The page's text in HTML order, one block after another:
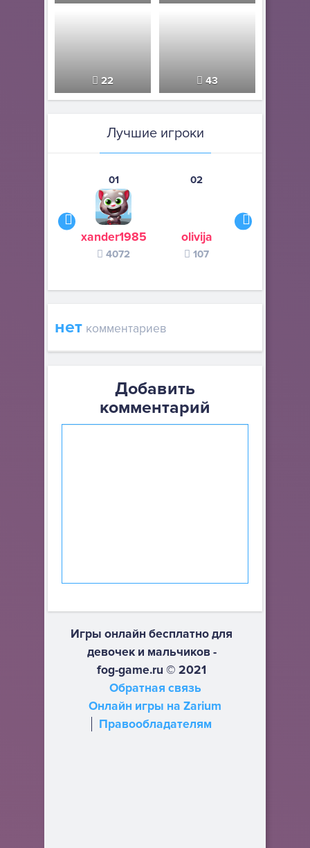
22 43
Лучшие игроки
01
xander1985
4072
02
olivija
107
нет комментариев
Добавить
комментарий
Игры онлайн бесплатно для
девочек и мальчиков -
fog-game.ru © 2021
Обратная связь
Онлайн игры на Zarium
Правообладателям